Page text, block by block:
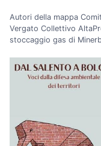
Autori della mappa
Vergato Collettivo
stoccaggio gas di